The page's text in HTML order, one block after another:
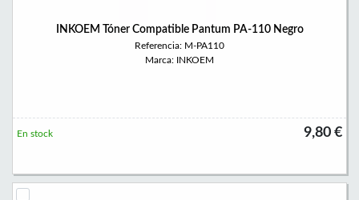
INKOEM Tóner Compatible Pantum PA-110 Negro
Referencia: M-PA110
Marca: INKOEM
9,80 €
En stock